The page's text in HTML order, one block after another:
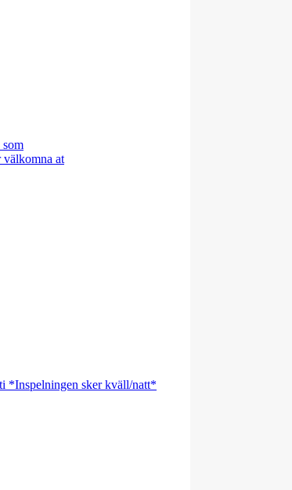
som
at
*Inspelningen sker kväll/natt*